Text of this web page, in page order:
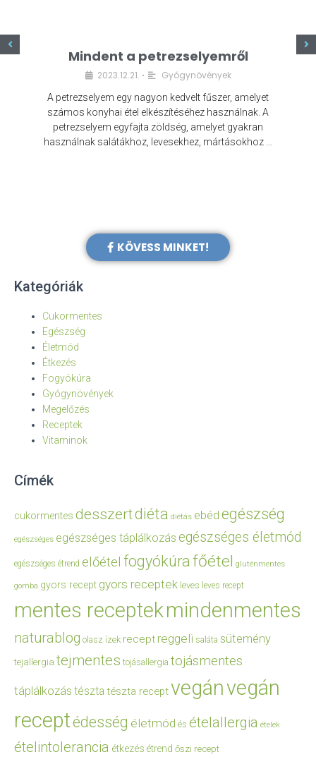
Mindent a petrezselyemről
2023.12.21. • Gyógynövények
A petrezselyem egy nagyon kedvelt fűszer, amelyet
számos konyhai étel elkészítéséhez használnak. A
petrezselyem egyfajta zöldség, amelyet gyakran
használnak salátákhoz, levesekhez, mártásokhoz …
KÖVESS MINKET!
Kategóriák
Cukormentes
Egészség
Életmód
Étkezés
Fogyókúra
Gyógynövények
Megelőzés
Receptek
Vitaminok
Címék
cukormentes desszertdiéta diétás ebéd egészség
egészséges egészséges táplálkozás egészséges életmód
egészséges étrend előétel fogyókúrafőétel gluténmentes
gomba gyors recept gyors receptek leves leves recept
mentes receptekmindenmentes
naturablog olasz ízek recept reggeli saláta sütemény
tejallergia tejmentes tojásallergia tojásmentes
táplálkozás tészta tészta receptvegánvegán
receptédesség életmód és ételallergia ételek
ételintolerancia étkezés étrend őszi recept